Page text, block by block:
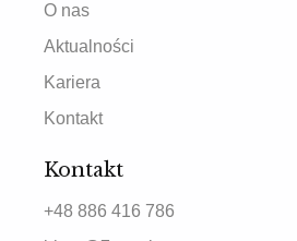
O nas
Aktualności
Kariera
Kontakt
Kontakt
+48 886 416 786